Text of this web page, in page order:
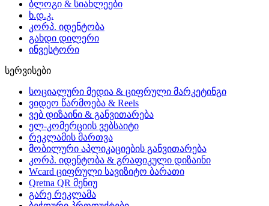
ბლოგი & სიახლეები
ხ.დ.კ.
კორპ. იდენტობა
გახდი დილერი
ინვესტორი
სერვისები
სოციალური მედია & ციფრული მარკეტინგი
ვიდეო წარმოება & Reels
ვებ დიზაინი & განვითარება
ელ-კომერციის ვებსაიტი
რეკლამის მართვა
მობილური აპლიკაციების განვითარება
კორპ. იდენტობა & გრაფიკული დიზაინი
Wcard ციფრული სავიზიტო ბარათი
Qretna QR მენიუ
გარე რეკლამა